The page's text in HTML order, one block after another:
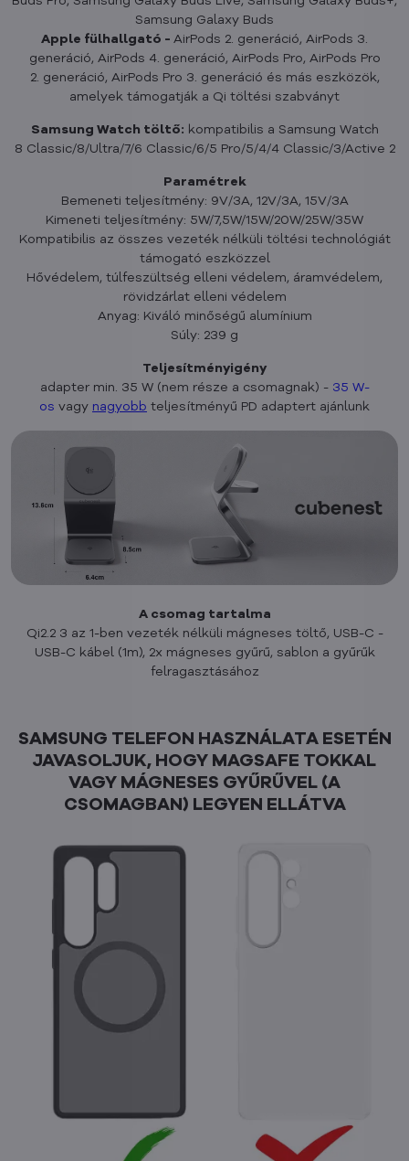
Samsung Galaxy Buds
Apple fülhallgató - AirPods 2. generáció, AirPods 3.
generáció, AirPods 4. generáció, AirPods Pro, AirPods Pro
2. generáció, AirPods Pro 3. generáció és más eszközök,
amelyek támogatják a Qi töltési szabványt
Samsung Watch töltő: kompatibilis a Samsung Watch
8 Classic/8/Ultra/7/6 Classic/6/5 Pro/5/4/4 Classic/3/Active 2
Paramétrek
Bemeneti teljesítmény: 9V/3A, 12V/3A, 15V/3A
Kimeneti teljesítmény: 5W/7,5W/15W/20W/25W/35W
Kompatibilis az összes vezeték nélküli töltési technológiát
támogató eszközzel
Hővédelem, túlfeszültség elleni védelem, áramvédelem,
rövidzárlat elleni védelem
Anyag: Kiváló minőségű alumínium
Súly: 239 g
Teljesítményigény
adapter min. 35 W (nem része a csomagnak) - 35 W-
os vagy nagyobb teljesítményű PD adaptert ajánlunk
A csomag tartalma
Qi2.2 3 az 1-ben vezeték nélküli mágneses töltő, USB-C -
USB-C kábel (1m), 2x mágneses gyűrű, sablon a gyűrűk
felragasztásához
SAMSUNG TELEFON HASZNÁLATA ESETÉN
JAVASOLJUK, HOGY MAGSAFE TOKKAL
VAGY MÁGNESES GYŰRŰVEL (A
CSOMAGBAN) LEGYEN ELLÁTVA